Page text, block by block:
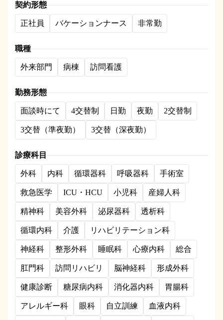
契約形態
正社員 バケーションナース 非常勤
職種
外来部門 病棟 訪問看護
勤務形態
面談時にて 4交替制 日勤 夜勤 2交替制
3交替（準夜勤） 3交替（深夜勤）
診療科目
外科 内科 循環器科 呼吸器科 手術室
救急医学 ICU・HCU 小児科 産婦人科
精神科 美容外科 泌尿器科 透析科
循環内科 介護 リハビリテーション科
神経科 整形外科 睡眠科 心療内科 総合
肛門科 訪問リハビリ 脳神経科 形成外科
健康診断 糖尿病内科 消化器内科 胃腸科
アレルギー科 眼科 自立訓練 血液内科